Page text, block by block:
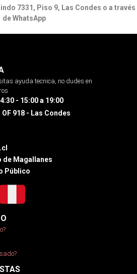
7331, Piso 9, Las Condes o a través
de WhatsApp
ayuda tecnica, no dudes en
- 15:00 a 19:00
918 - Las Condes
de Magallanes
Público